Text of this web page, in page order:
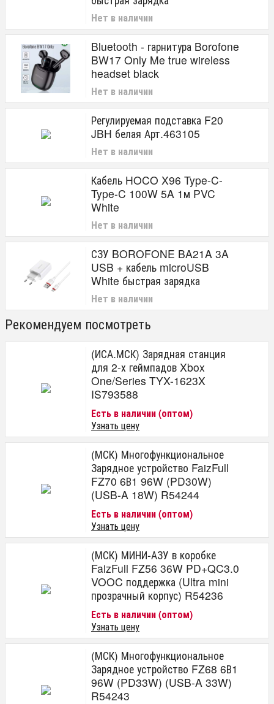
Нет в наличии
Bluetooth - гарнитура Borofone
BW17 Only Me true wireless
headset black
Нет в наличии
Регулируемая подставка F20
JBH белая Арт.463105
Нет в наличии
Кабель HOCO X96 Type-C-
Type-C 100W 5A 1м PVC
White
Нет в наличии
СЗУ BOROFONE BA21A 3A
USB + кабель microUSB
White быстрая зарядка
Нет в наличии
Рекомендуем посмотреть
(ИСА.МСК) Зарядная станция
для 2-х геймпадов Xbox
One/Series TYX-1623X
IS793588
Есть в наличии (оптом)
Узнать цену
(МСК) Многофункциональное
Зарядное устройство FaizFull
FZ70 6В1 96W (PD30W)
(USB-A 18W) R54244
Есть в наличии (оптом)
Узнать цену
(МСК) МИНИ-АЗУ в коробке
FaizFull FZ56 36W PD+QC3.0
VOOC поддержка (Ultra mini
прозрачный корпус) R54236
Есть в наличии (оптом)
Узнать цену
(МСК) Многофункциональное
Зарядное устройство FZ68 6В1
96W (PD33W) (USB-A 33W)
R54243